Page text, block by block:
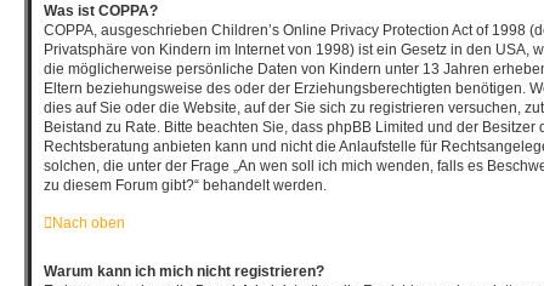
Was ist COPPA?
COPPA, ausgeschrieben Children’s Online Privacy Protection Act of 1998
Privatsphäre von Kindern im Internet von 1998) ist ein Gesetz in den USA,
die möglicherweise persönliche Daten von Kindern unter 13 Jahren
Eltern beziehungsweise des oder der Erziehungsberechtigten benötigen.
dies auf Sie oder die Website, auf der Sie sich zu registrieren versuchen,
Beistand zu Rate. Bitte beachten Sie, dass phpBB Limited und der Besitzer
Rechtsberatung anbieten kann und nicht die Anlaufstelle für
solchen, die unter der Frage „An wen soll ich mich wenden, falls es
zu diesem Forum gibt?“ behandelt werden.
Nach oben
Warum kann ich mich nicht registrieren?